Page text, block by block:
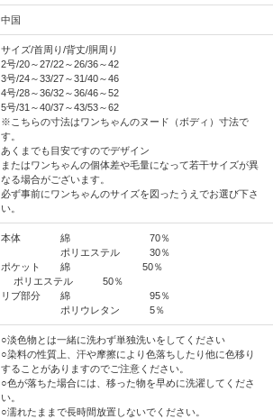
中国
サイズ/首周り/背丈/胴周り
2号/20～27/22～26/36～42
3号/24～33/27～31/40～46
4号/28～36/32～36/46～52
5号/31～40/37～43/53～62
※こちらの寸法はワンちゃんのヌード（ボディ）寸法で
す。
あくまでも目安ですのでデザイン
またはワンちゃんの個体差や毛量になって若干サイズが異
なる場合がございます。
必ず事前にワンちゃんのサイズを図ったうえでお選び下さ
い。
本体 綿 70％
ポリエステル 30％
ポケット 綿 50％
ポリエステル 50％
リブ部分 綿 95％
ポリウレタン 5％
○淡色物とは一緒に洗わず単独洗いをしてください
○染料の性質上、汗や摩擦により色落ちしたり他に色移り
することがありますのでご注意ください。
○色が落ちた場合には、移った物を早めに洗濯してくださ
い。
○濡れたままで長時間放置しないでください。